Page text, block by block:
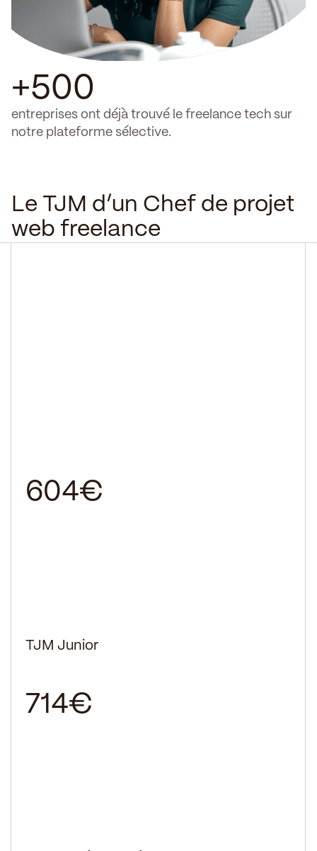
+500
entreprises ont déjà trouvé le freelance tech sur
notre plateforme sélective.
Le TJM d’un Chef de projet
web freelance
604€
TJM Junior
714€